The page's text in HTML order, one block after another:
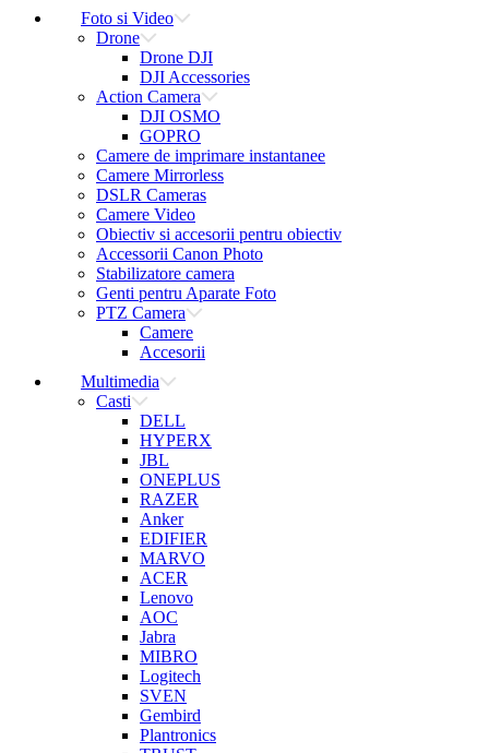
Foto si Video
Drone
Drone DJI
DJI Accessories
Action Camera
DJI OSMO
GOPRO
Camere de imprimare instantanee
Camere Mirrorless
DSLR Cameras
Camere Video
Obiectiv si accesorii pentru obiectiv
Accessorii Canon Photo
Stabilizatore camera
Genti pentru Aparate Foto
PTZ Camera
Camere
Accesorii
Multimedia
Casti
DELL
HYPERX
JBL
ONEPLUS
RAZER
Anker
EDIFIER
MARVO
ACER
Lenovo
AOC
Jabra
MIBRO
Logitech
SVEN
Gembird
Plantronics